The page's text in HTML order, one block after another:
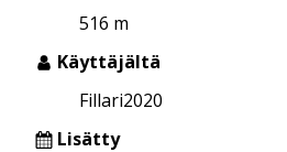
516 m
Käyttäjältä
Fillari2020
Lisätty